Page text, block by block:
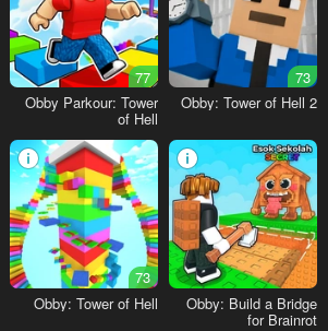
73
Obby: Tower of Hell 2
77
Obby Parkour: Tower
of Hell
Obby: Build a Bridge
for Brainrot
73
Obby: Tower of Hell